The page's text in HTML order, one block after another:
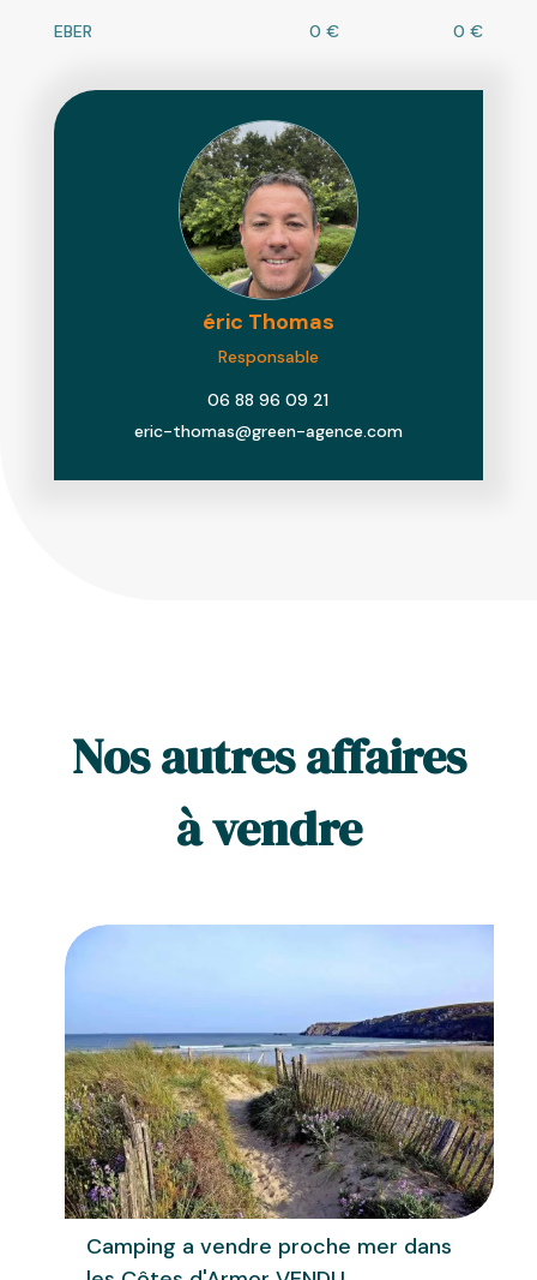
EBER 0 € 0 €
éric Thomas
Responsable
06 88 96 09 21
eric-thomas@green-agence.com
Nos autres affaires
à vendre
Camping a vendre proche mer dans